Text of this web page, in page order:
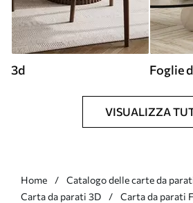
3d Foglie
VISUALIZZA
Home
Catalogo delle carte da
Carta da parati 3D
Carta da parati